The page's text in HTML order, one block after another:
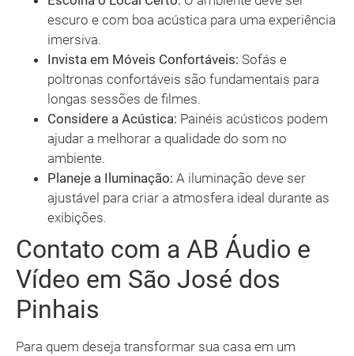
escuro e com boa acústica para uma experiência
imersiva.
Invista em Móveis Confortáveis: Sofás e
poltronas confortáveis são fundamentais para
longas sessões de filmes.
Considere a Acústica: Painéis acústicos podem
ajudar a melhorar a qualidade do som no
ambiente.
Planeje a Iluminação: A iluminação deve ser
ajustável para criar a atmosfera ideal durante as
exibições.
Contato com a AB Áudio e
Vídeo em São José dos
Pinhais
Para quem deseja transformar sua casa em um